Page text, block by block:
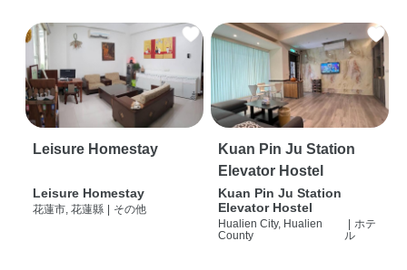
Leisure Homestay
Leisure Homestay
花蓮市, 花蓮縣 その他
Kuan Pin Ju Station
Elevator Hostel
Kuan Pin Ju Station
Elevator Hostel
Hualien City, Hualien
County
ホテ
ル